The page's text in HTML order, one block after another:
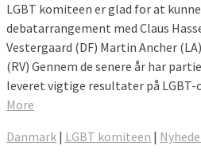
LGBT komiteen er glad for at
debatarrangement med Claus
Vestergaard (DF) Martin Ancher
(RV) Gennem de senere år har
leveret vigtige resultater på
More
Danmark | LGBT komiteen |